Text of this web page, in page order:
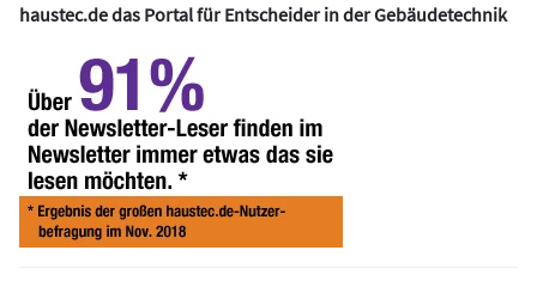
haustec.de das Portal für Entscheider in der Gebäudetechnik